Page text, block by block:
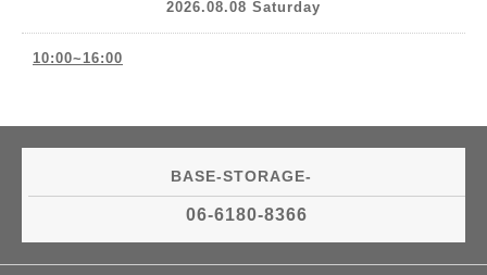
2026.08.08 Saturday
10:00~16:00
BASE-STORAGE-
06-6180-8366